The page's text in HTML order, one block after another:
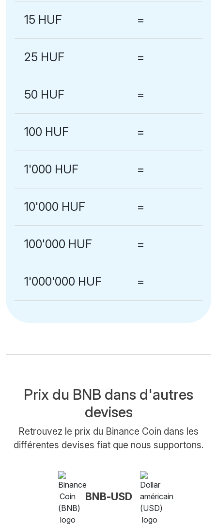
15 HUF =
25 HUF =
50 HUF =
100 HUF =
1'000 HUF =
10'000 HUF =
100'000 HUF =
1'000'000 HUF =
Prix du BNB dans d'autres
devises
Retrouvez le prix du Binance Coin dans les
différentes devises fiat que nous supportons.
BNB-USD